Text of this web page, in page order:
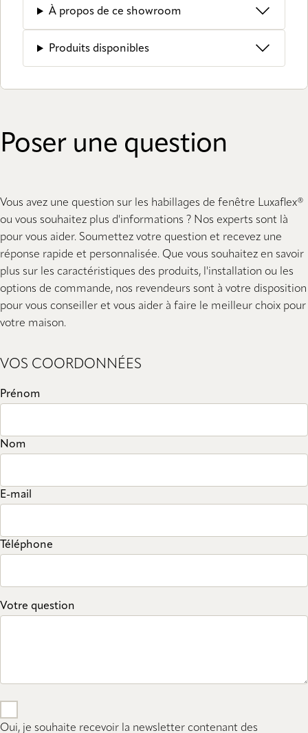
À propos de ce showroom
Produits disponibles
Poser une question
Vous avez une question sur les habillages de fenêtre Luxaflex®
ou vous souhaitez plus d'informations ? Nos experts sont là
pour vous aider. Soumettez votre question et recevez une
réponse rapide et personnalisée. Que vous souhaitez en savoir
plus sur les caractéristiques des produits, l'installation ou les
options de commande, nos revendeurs sont à votre disposition
pour vous conseiller et vous aider à faire le meilleur choix pour
votre maison.
VOS COORDONNÉES
Prénom
Nom
E-mail
Téléphone
Votre question
Oui, je souhaite recevoir la newsletter contenant des